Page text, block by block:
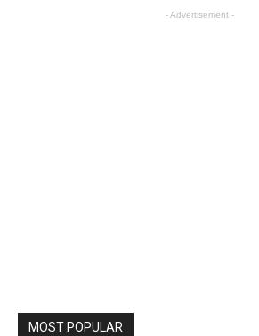
- Advertisement -
MOST POPULAR